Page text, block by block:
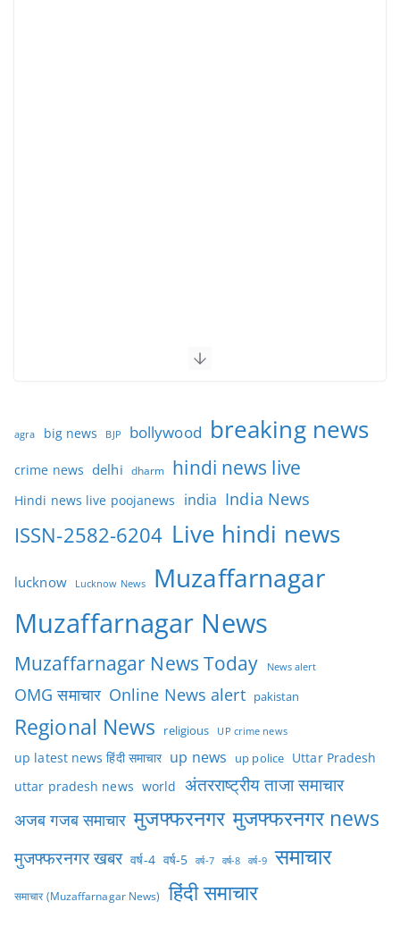
agra big news BJP bollywood breaking news
crime news delhi dharm hindi news live
Hindi news live poojanews india India News
ISSN-2582-6204 Live hindi news
lucknow Lucknow News Muzaffarnagar
Muzaffarnagar News
Muzaffarnagar News Today News alert
OMG समाचार Online News alert pakistan
Regional News religious UP crime news
up latest news हिंदी समाचार up news up police Uttar Pradesh
uttar pradesh news world अंतरराष्ट्रीय ताजा समाचार
अजब गजब समाचार मुजफ्फरनगर मुजफ्फरनगर news
मुजफ्फरनगर खबर वर्ष-4 वर्ष-5 वर्ष-7 वर्ष-8 वर्ष-9 समाचार
समाचार (Muzaffarnagar News) हिंदी समाचार